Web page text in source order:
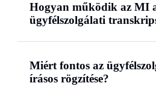
Hogyan működik az MI
ügyfélszolgálati
Miért fontos az
írásos rögzítése?